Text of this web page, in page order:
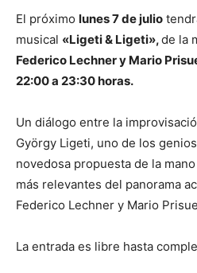
El próximo lunes 7 de julio
musical «Ligeti & Ligeti»,de la
Federico Lechner y Mario
22:00 a 23:30 horas.
Un diálogo entre la
György Ligeti, uno de los
novedosa propuesta de la
más relevantes del panorama
Federico Lechner y Mario
La entrada es libre hasta